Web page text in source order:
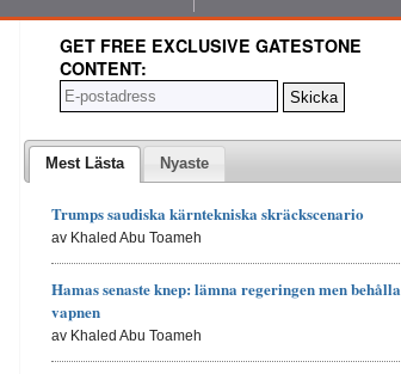
GET FREE EXCLUSIVE GATESTONE
CONTENT:
Mest Lästa Nyaste
Trumps saudiska kärntekniska skräckscenario
av Khaled Abu Toameh
Hamas senaste knep: lämna regeringen men behålla
vapnen
av Khaled Abu Toameh